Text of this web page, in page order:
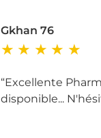
Gkhan 76
Excellente
disponible...